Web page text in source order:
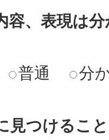
容、表現は
普通 分
見つけるこ